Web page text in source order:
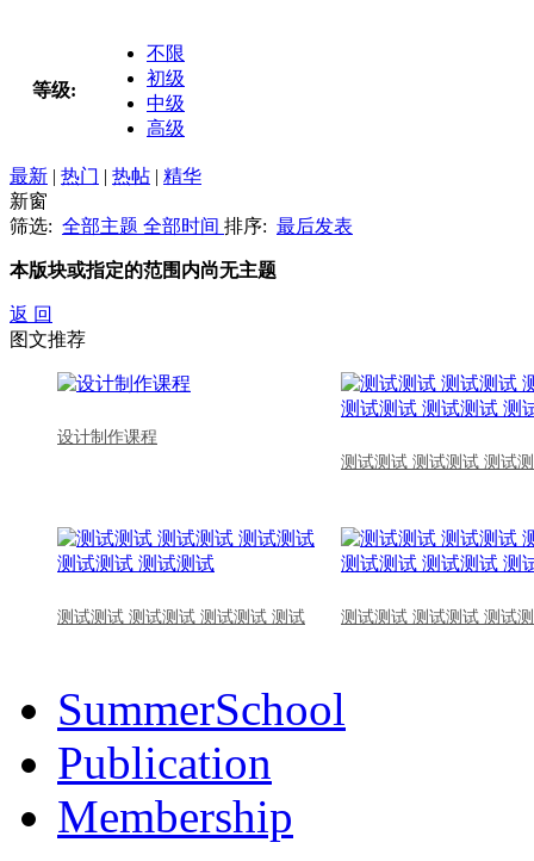
等级:
不限
初级
中级
高级
最新 | 热门 | 热帖 | 精华
新窗
筛选: 全部主题 全部时间 排序: 最后发表
本版块或指定的范围内尚无主题
返 回
图文推荐
设计制作课程
测试测试 测试测试 测试
测试测试 测试测试 测试测试 测试 测试测试 测试测试 测试
SummerSchool
Publication
Membership